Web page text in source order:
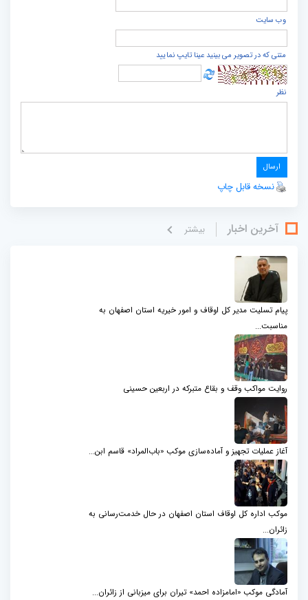
وب سایت
متنی که در تصویر می بینید عینا تایپ نمایید
نظر
نسخه قابل چاپ
آخرین اخبار بيشتر
پیام تسلیت مدیر کل اوقاف و امور خیریه استان اصفهان به
مناسبت...
روایت مواکب وقف و بقاع متبرکه در اربعین حسینی
آغاز عملیات تجهیز و آماده‌سازی موکب «باب‌المراد» قاسم ابن...
موکب اداره کل اوقاف استان اصفهان در حال خدمت‌رسانی به
زائران...
آمادگی موکب «امامزاده احمد» تیران برای میزبانی از زائران...